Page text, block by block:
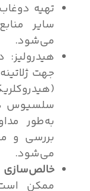
تهیه
سایر
می‌شود.
جهت
سلسیوس
به‌طور
می‌شود.
خالص‌سازی
ممکن